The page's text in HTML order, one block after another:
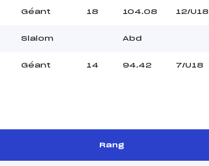
Géant 18 104.08 12/U18
Slalom Abd
Géant 14 94.42 7/U18
Rang